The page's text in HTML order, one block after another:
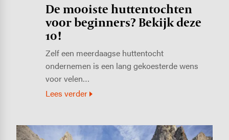
De mooiste huttentochten
voor beginners? Bekijk deze
10!
Zelf een meerdaagse huttentocht
ondernemen is een lang gekoesterde wens
voor velen…
Lees verder
Image